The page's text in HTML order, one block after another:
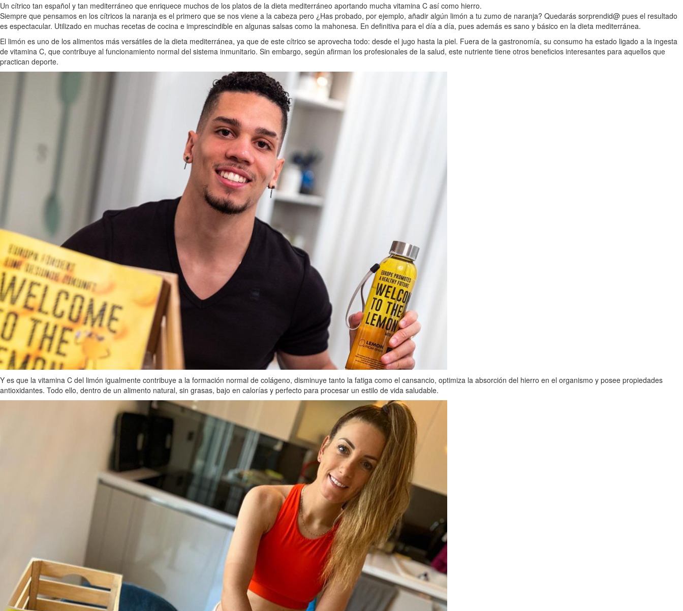
Un cítrico tan español y tan mediterráneo que enriquece muchos de los platos de la dieta mediterráneo aportando mucha vitamina C así como hierro.
Siempre que pensamos en los cítricos la naranja es el primero que se nos viene a la cabeza pero ¿Has probado, por ejemplo, añadir algún limón a tu zumo de naranja? Quedarás sorprendid@ pues el resultado
es espectacular. Utilizado en muchas recetas de cocina e imprescindible en algunas salsas como la mahonesa. En definitiva para el día a día, pues además es sano y básico en la dieta mediterránea.
El limón es uno de los alimentos más versátiles de la dieta mediterránea, ya que de este cítrico se aprovecha todo: desde el jugo hasta la piel. Fuera de la gastronomía, su consumo ha estado ligado a la ingesta
de vitamina C, que contribuye al funcionamiento normal del sistema inmunitario. Sin embargo, según afirman los profesionales de la salud, este nutriente tiene otros beneficios interesantes para aquellos que
practican deporte.
Y es que la vitamina C del limón igualmente contribuye a la formación normal de colágeno, disminuye tanto la fatiga como el cansancio, optimiza la absorción del hierro en el organismo y posee propiedades
antioxidantes. Todo ello, dentro de un alimento natural, sin grasas, bajo en calorías y perfecto para procesar un estilo de vida saludable.